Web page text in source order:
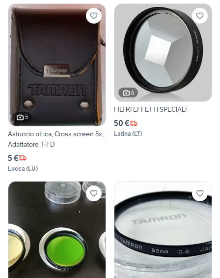
5
Astuccio ottica, Cross screen 8x,
Adattatore T-FD
5 €
Lucca (LU)
6
FILTRI EFFETTI SPECIALI
50 €
Latina (LT)